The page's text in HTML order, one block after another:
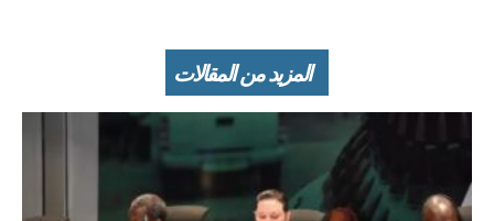
المزيد من المقالات